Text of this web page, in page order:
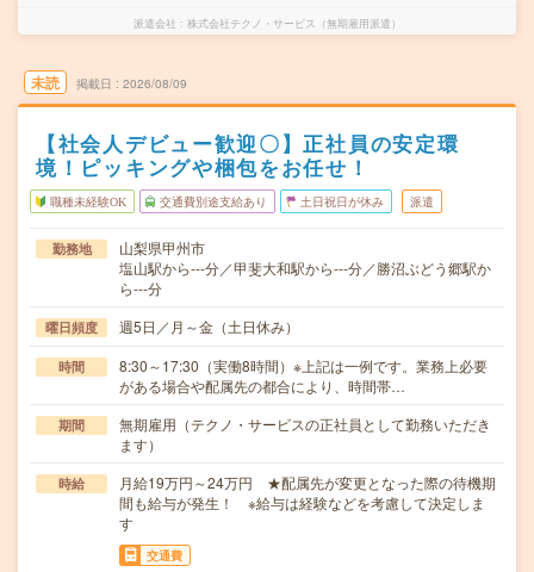
派遣会社 株式会社テクノ・サービス（無期雇用派遣）
未読 掲載日 2026/08/09
【社会人デビュー歓迎〇】正社員の安定環
境！ピッキングや梱包をお任せ！
職種未経験OK 交通費別途支給あり 土日祝日が休み 派遣
勤務地
山梨県甲州市
塩山駅から---分／甲斐大和駅から---分／勝沼ぶどう郷駅か
ら---分
曜日頻度 週5日／月～金（土日休み）
時間
8:30～17:30（実働8時間）※上記は一例です。業務上必要
がある場合や配属先の都合により、時間帯…
期間
無期雇用（テクノ・サービスの正社員として勤務いただき
ます）
時給
月給19万円～24万円 ★配属先が変更となった際の待機期
間も給与が発生！ ※給与は経験などを考慮して決定しま
す
交通費